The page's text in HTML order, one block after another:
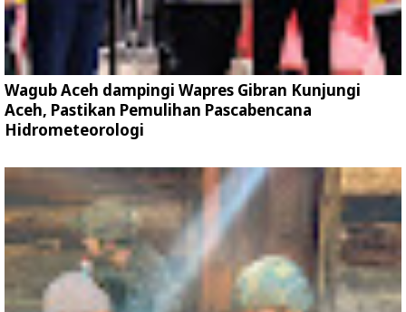
Wagub Aceh dampingi Wapres Gibran Kunjungi
Aceh, Pastikan Pemulihan Pascabencana
Hidrometeorologi